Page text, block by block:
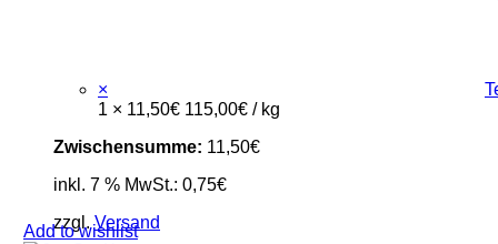
×
1 × 11,50€ 115,00€ / kg
Zwischensumme: 11,50€
inkl. 7 % MwSt.: 0,75€
zzgl.Versand
Add to wishlist